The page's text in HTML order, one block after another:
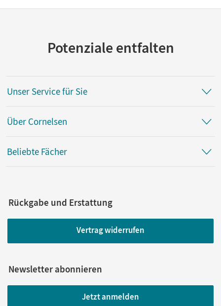
Potenziale entfalten
Unser Service für Sie
Über Cornelsen
Beliebte Fächer
Rückgabe und Erstattung
Vertrag widerrufen
Newsletter abonnieren
Jetzt anmelden